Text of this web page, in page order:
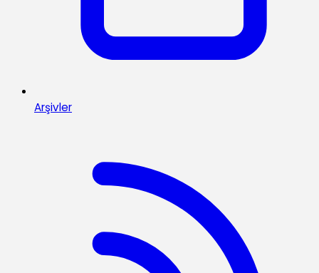
Arşivler